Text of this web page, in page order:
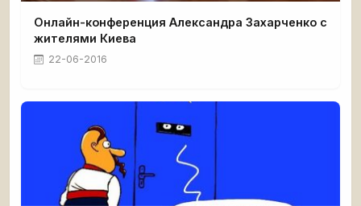
Онлайн-конференция Александра Захарченко с
жителями Киева
22-06-2016